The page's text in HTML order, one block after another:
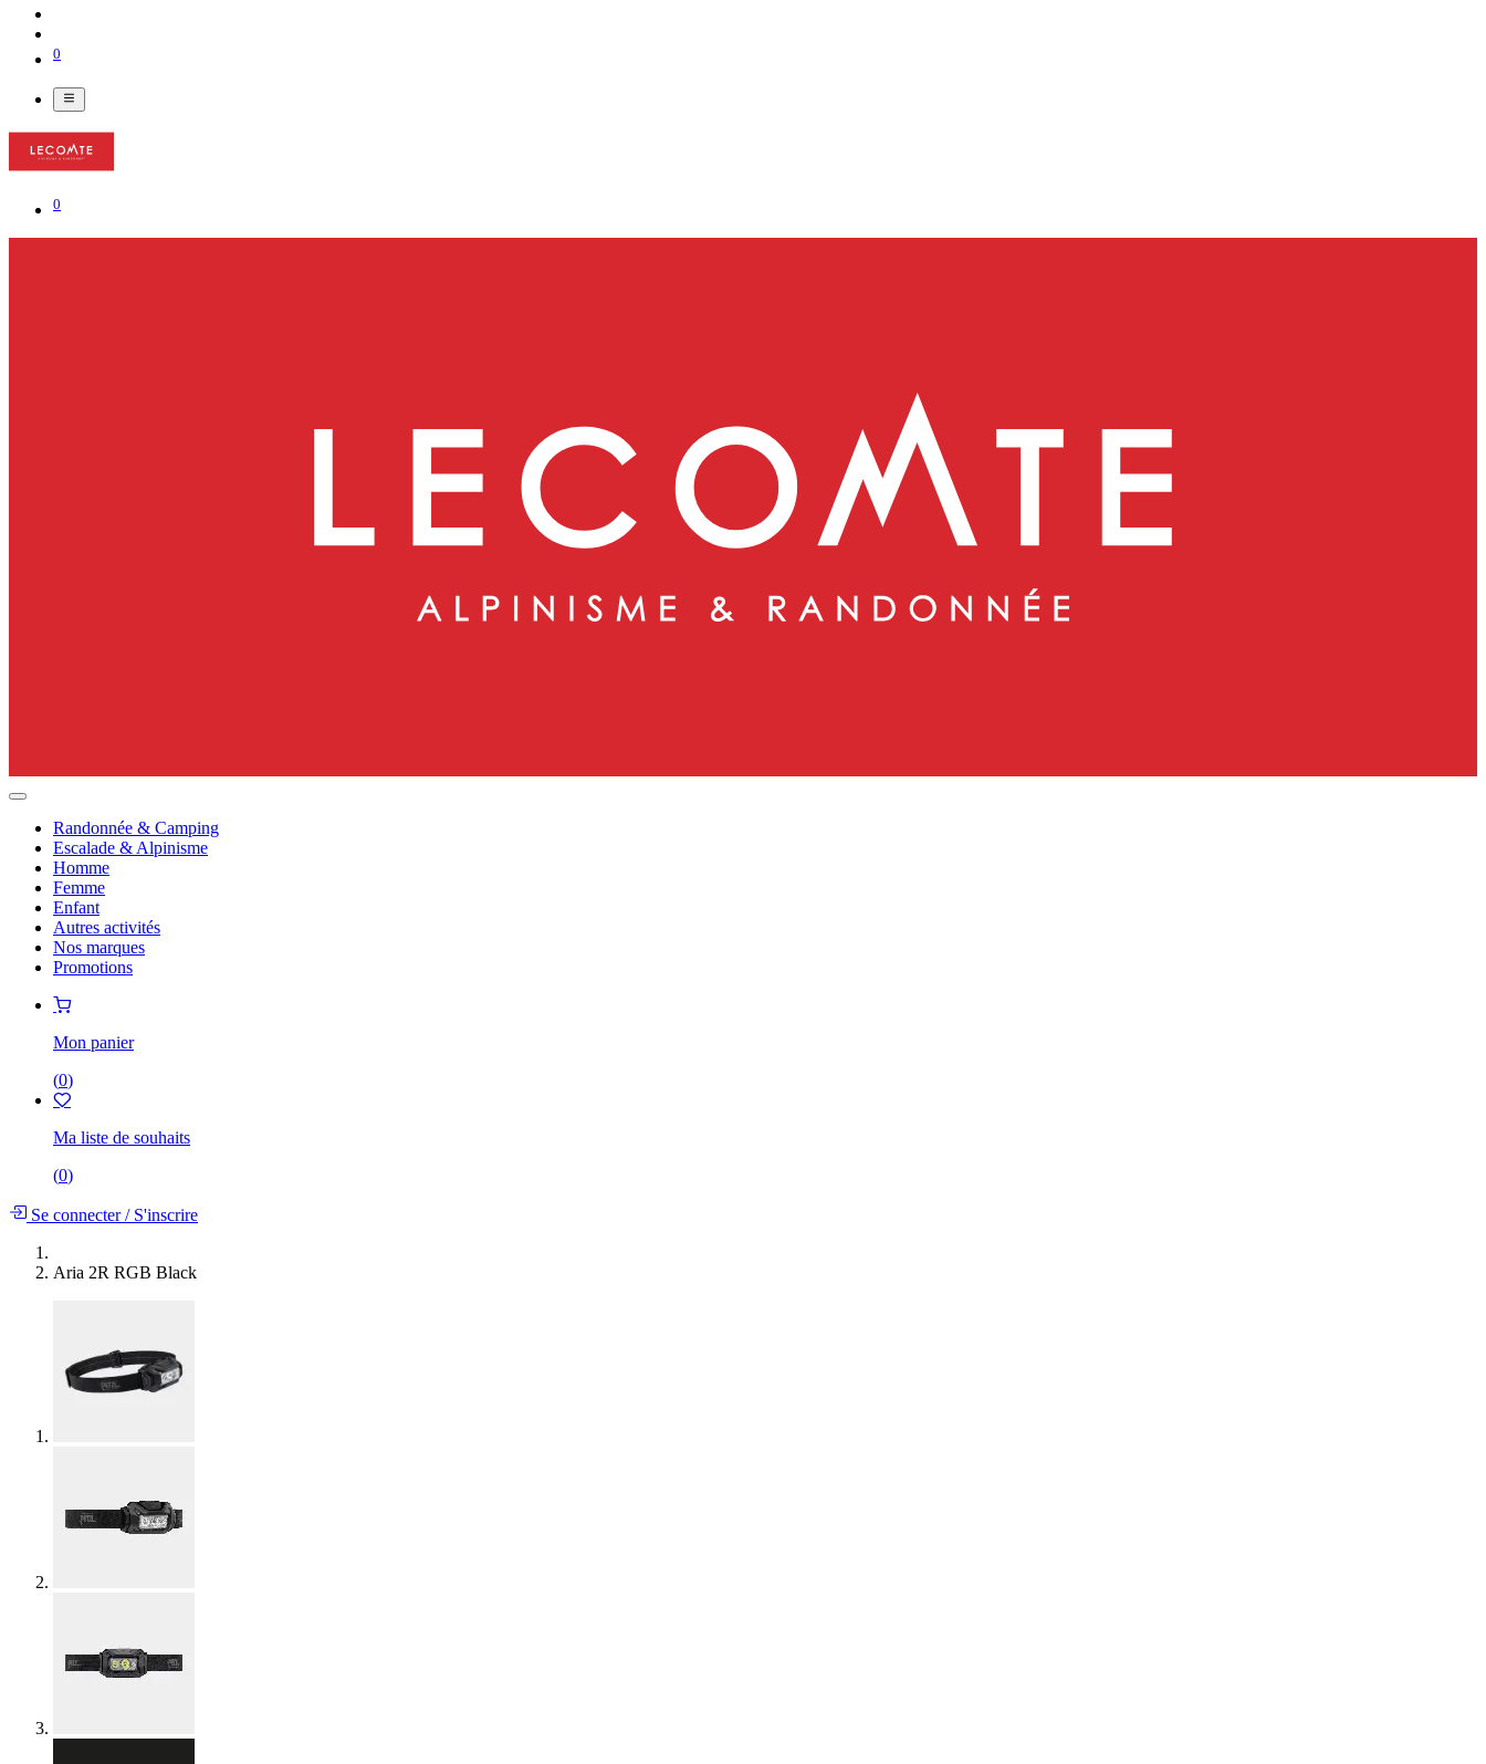
0
0
Randonnée & Camping
Escalade & Alpinisme
Homme
Femme
Enfant
Autres activités
Nos marques
Promotions
Mon panier
(0)
Ma liste de souhaits
(0)
Se connecter/S'inscrire
Aria 2R RGB Black